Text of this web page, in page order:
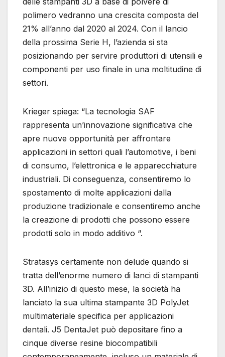
polimero vedranno una crescita composta del
21% all’anno dal 2020 al 2024. Con il lancio
della prossima Serie H, l’azienda si sta
posizionando per servire produttori di utensili e
componenti per uso finale in una moltitudine di
settori.
Krieger spiega: “La tecnologia SAF
rappresenta un’innovazione significativa che
apre nuove opportunità per affrontare
applicazioni in settori quali l’automotive, i beni
di consumo, l’elettronica e le apparecchiature
industriali. Di conseguenza, consentiremo lo
spostamento di molte applicazioni dalla
produzione tradizionale e consentiremo anche
la creazione di prodotti che possono essere
prodotti solo in modo additivo “.
Stratasys certamente non delude quando si
tratta dell’enorme numero di lanci di stampanti
3D. All’inizio di questo mese, la società ha
lanciato la sua ultima stampante 3D PolyJet
multimateriale specifica per applicazioni
dentali. J5 DentaJet può depositare fino a
cinque diverse resine biocompatibili